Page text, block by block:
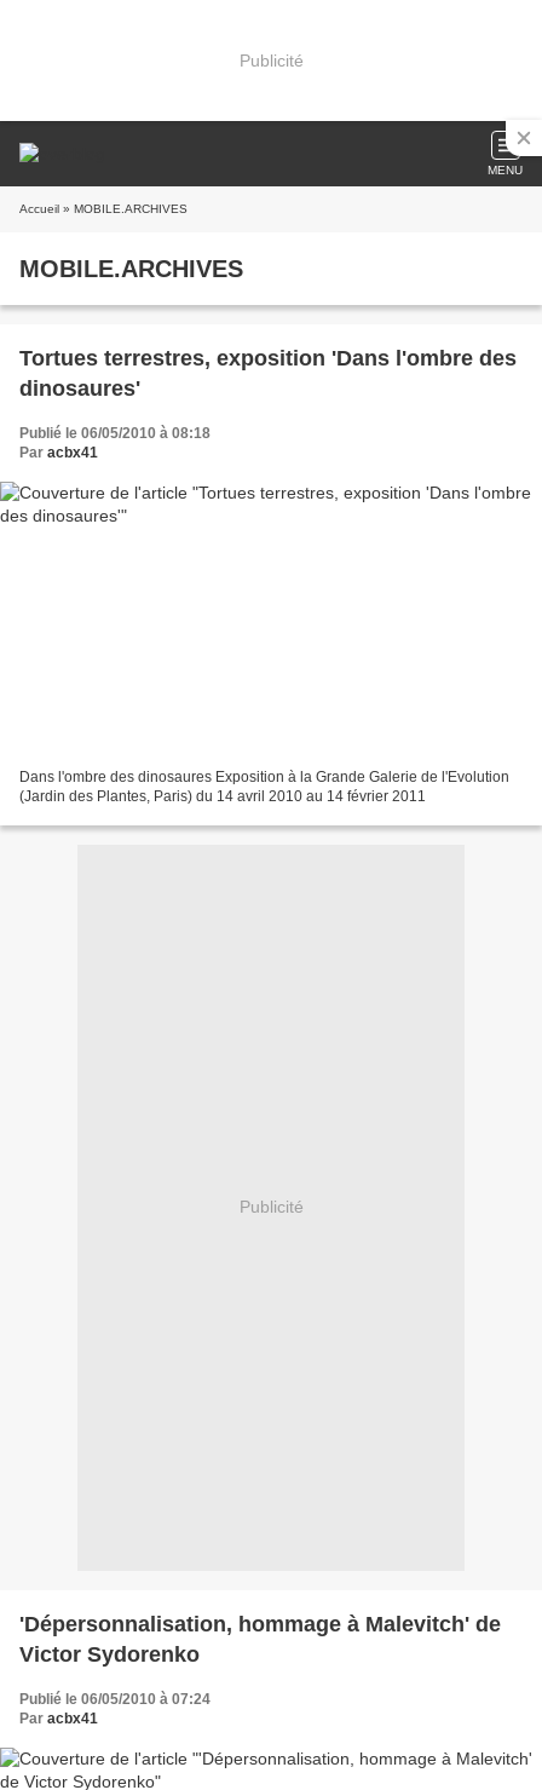
Publicité
MENU
Accueil » MOBILE.ARCHIVES
MOBILE.ARCHIVES
Tortues terrestres, exposition 'Dans l'ombre des
dinosaures'
Publié le 06/05/2010 à 08:18
Par acbx41
Dans l'ombre des dinosaures Exposition à la Grande Galerie de l'Evolution
(Jardin des Plantes, Paris) du 14 avril 2010 au 14 février 2011
Publicité
'Dépersonnalisation, hommage à Malevitch' de
Victor Sydorenko
Publié le 06/05/2010 à 07:24
Par acbx41